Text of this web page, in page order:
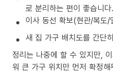
로 분리하는 편이 좋습니다.
이사 동선 확보(현관/복도
새 집 가구 배치도를 간단
정리는 나중에 할 수 있지만,
워 큰 가구 위치만 먼저 확정